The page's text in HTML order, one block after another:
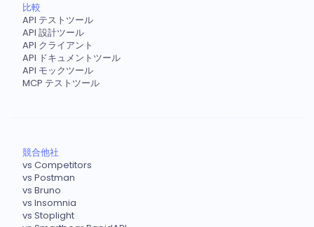
比較
API テストツール
API 設計ツール
API クライアント
API ドキュメントツール
API モックツール
MCP テストツール
競合他社
vs Competitors
vs Postman
vs Bruno
vs Insomnia
vs Stoplight